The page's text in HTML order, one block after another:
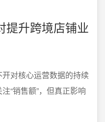
提升跨境店铺业
对核心运营数据的持续
“销售额”，但真正影响